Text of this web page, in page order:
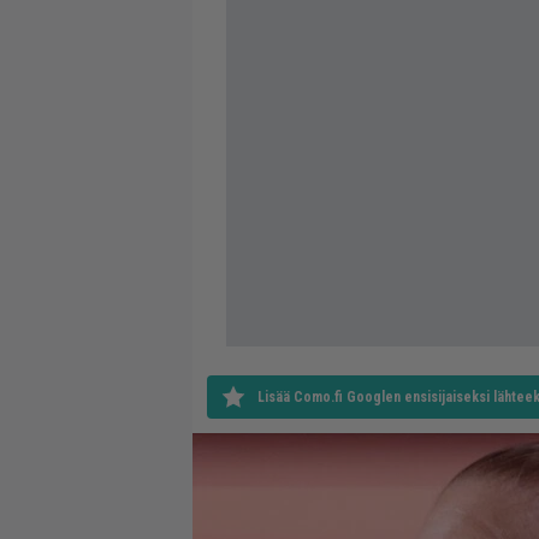
Lisää Como.fi Googlen ensisijaiseksi